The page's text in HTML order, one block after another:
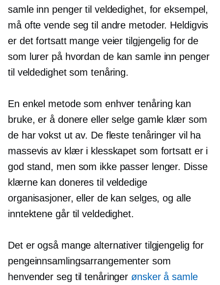
samle inn penger til veldedighet, for eksempel,
må ofte vende seg til andre metoder. Heldigvis
er det fortsatt mange veier tilgjengelig for de
som lurer på hvordan de kan samle inn penger
til veldedighet som tenåring.
En enkel metode som enhver tenåring kan
bruke, er å donere eller selge gamle klær som
de har vokst ut av. De fleste tenåringer vil ha
massevis av klær i klesskapet som fortsatt er i
god stand, men som ikke passer lenger. Disse
klærne kan doneres til veldedige
organisasjoner, eller de kan selges, og alle
inntektene går til veldedighet.
Det er også mange alternativer tilgjengelig for
pengeinnsamlingsarrangementer som
henvender seg til tenåringer ønsker å samle